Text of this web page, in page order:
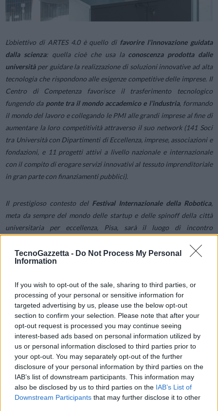
TecnoGazzetta - Do Not Process My Personal
Information
If you wish to opt-out of the sale, sharing to third parties, or
processing of your personal or sensitive information for
targeted advertising by us, please use the below opt-out
section to confirm your selection. Please note that after your
opt-out request is processed you may continue seeing
interest-based ads based on personal information utilized by
us or personal information disclosed to third parties prior to
your opt-out. You may separately opt-out of the further
disclosure of your personal information by third parties on the
IAB’s list of downstream participants. This information may
also be disclosed by us to third parties on the IAB’s List of
Downstream Participants that may further disclose it to other
L’obiettivo di ARTES 4.0 è quello di favorire l’innovazione guidata
dalla scienza: quella cioè che usa la conoscenza prodotta dalle
universitàper guidare la realizzazione di soluzioni innovative ad alta
tecnologia che rispondono alle esigenze competitive delle imprese. Il
Centro di Competenza favorisce il trasferimento tecnologico
fungendo da ponte tra il mondo accademico e l’industria, formando
il mondo del lavoro e collegando le PMI alle grandi imprese al fine di
aumentare la loro competitività attraverso il suo network (141 Soci
tra Università con Dipartimenti di Eccellenza, imprese, associazioni e
fondazioni, e 11 progetti attivi a livello nazionale e internazionale
con il compito di erogare servizi innovativi al tessuto imprenditoriale
in gran parte con finanziamenti pubblici).
Il prestigioso contesto del Festival Internazionale della Robotica,
meta da sempre del mondo delle startup e delle spinoff della città
universitaria per eccellenza, Pisa, sarà il luogo di incontro
valorizzazione della ricerca e del successivo sviluppo produttivo
dal punto di vista delle Università – che nel caso specifico sono
la valorizzano con gli strumenti propri della Terza Missione
universitaria, quali brevetti e spinoff, sia dal punto di vista del Centro
di Competenza, che finanzia e accompagna lo sviluppo di nuovi
prodotti e servizi, realizzando quindi un momento di confronto e
scambio che ha il compito di chiarire opportunità e risorse da parte
di ciascuna delle prospettive.
A seguire all’inaugurazione del Festival, prevista per venerdì 24
maggio alle 17 alla Stazione Leopolda di Pisa, l’appuntamento è alla
Leopolda il 25 e 26 maggio dalle 9 alle 18, dove ARTES 4.0 avrà un